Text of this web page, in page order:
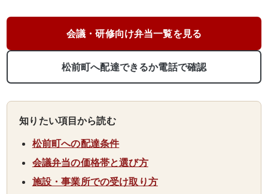
り
お
け
ガ
イ
会議・研修向け弁当一覧を見る
松前町へ配達できるか電話で確認
知りたい項目から読む
松前町への配達条件
会議弁当の価格帯と選び方
施設・事業所での受け取り方